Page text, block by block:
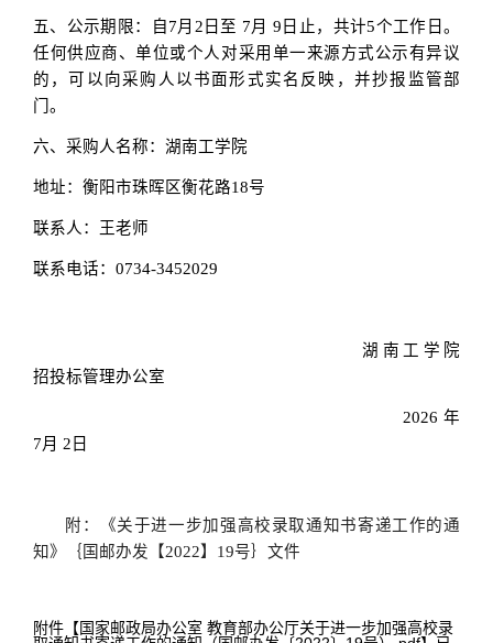
五、公示期限：自 7月 2日至 7月 9 日止，共计5个工作日。
任何供应商、单位或个人对采用单一来源方式公示有异议
的，可以向采购人以书面形式实名反映，并抄报监管部
门。
六、采购人名称：湖南工学院
地址：衡阳市珠晖区衡花路18号
联系人：王老师
联系电话： 0734-3452029
湖南工学院
招投标管理办公室
2026 年
7月 2日
附：《关于进一步加强高校录取通知书寄递工作的通
知》｛国邮办发【2022】19号｝文件
附件【国家邮政局办公室 教育部办公厅关于进一步加强高校录